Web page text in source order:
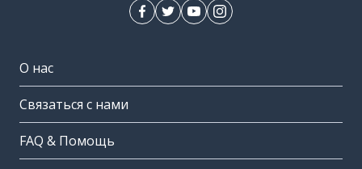
О нас
Связаться с нами
FAQ & Помощь